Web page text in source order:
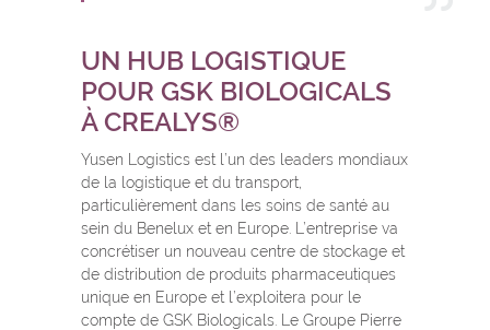
UN HUB LOGISTIQUE
POUR GSK BIOLOGICALS
À CREALYS®
Yusen Logistics est l’un des leaders mondiaux
de la logistique et du transport,
particulièrement dans les soins de santé au
sein du Benelux et en Europe. L’entreprise va
concrétiser un nouveau centre de stockage et
de distribution de produits pharmaceutiques
unique en Europe et l’exploitera pour le
compte de GSK Biologicals. Le Groupe Pierre